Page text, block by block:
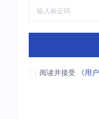
阅读并接受 《用